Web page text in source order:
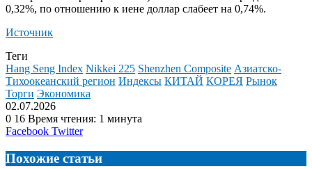
0,32%, по отношению к иене доллар слабеет на 0,74%.
Источник
Теги
Hang Seng Index Nikkei 225 Shenzhen Composite Азиатско-
Тихоокеанский регион Индексы КИТАЙ КОРЕЯ Рынок
Торги Экономика
02.07.2026
0 16 Время чтения: 1 минута
Facebook TwitterLinkedIn
Tumblr
Reddit
Вконтакте
Одноклассники
Skype
Messenger
Messenger
WhatsApp
Telegram
Viber
Line
Поделиться
электронную
Похожие статьи